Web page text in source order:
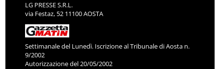
LG PRESSE S.R.L.
via Festaz, 52 11100 AOSTA
Settimanale del Lunedì. Iscrizione al Tribunale di Aosta n.
9/2002
Autorizzazione del 20/05/2002